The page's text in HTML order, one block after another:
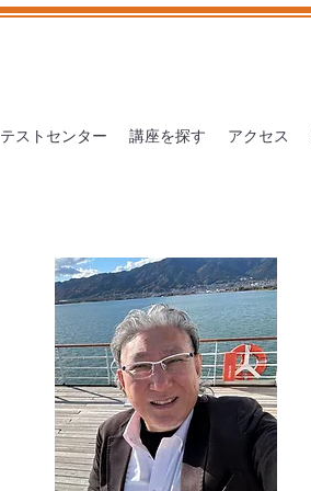
テストセンター 講座を探す アクセス